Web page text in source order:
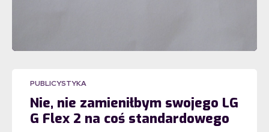
PUBLICYSTYKA
Nie, nie zamieniłbym swojego LG
G Flex 2 na coś standardowego